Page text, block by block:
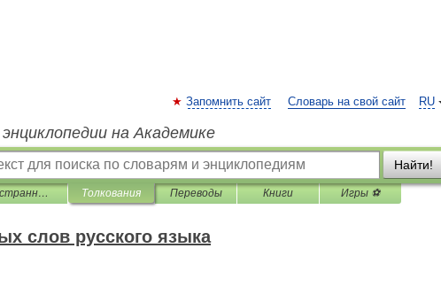
RU
Запомнить сайт Словарь на свой сайт
на Академике
Найти!
Словарь иностранных слов русского языка Толкования Переводы Книги Игры ⚽
слов русского языка